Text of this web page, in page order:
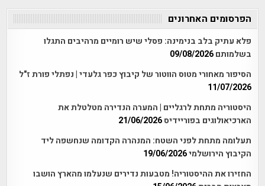
הפרסומים האחרונים
פלא עתיק בלב בנימינה: פסלי שיש רומיים מרהיבים התגלו
בשלמותם 09/08/2026
הסיפור מאחורי מטוס הווטור של קיבוץ כפר גלעדי | נפתלי פורת ז"ל
11/07/2026
היסטוריה מתחת לרגליים | המערה הנדירה מטלטלת את
הארכיאולוגים בפוריידיס21/06/2026
תעלומה מתחת לפני השטח: המנהרה הקדומה שנחשפה ליד
הקיבוץ הירושלמי19/06/2026
החזירו את ההיסטוריה! מטבעות נדירים שנעלמו מהארץ הושבו